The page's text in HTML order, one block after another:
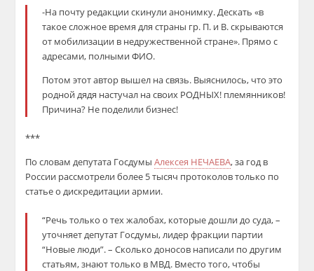
-На почту редакции скинули анонимку. Дескать «в
такое сложное время для страны гр. П. и В. скрываются
от мобилизации в недружественной стране». Прямо с
адресами, полными ФИО.
Потом этот автор вышел на связь. Выяснилось, что это
родной дядя настучал на своих РОДНЫХ! племянников!
Причина? Не поделили бизнес!
***
По словам депутата ГосдумыАлексея НЕЧАЕВА, за год в
России рассмотрели более 5 тысяч протоколов только по
статье о дискредитации армии.
“Речь только о тех жалобах, которые дошли до суда, –
уточняет депутат Госдумы, лидер фракции партии
“Новые люди”. – Сколько доносов написали по другим
статьям, знают только в МВД. Вместо того, чтобы